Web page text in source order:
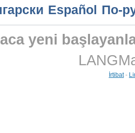
Еspañol По-
yeni
İrtibat-